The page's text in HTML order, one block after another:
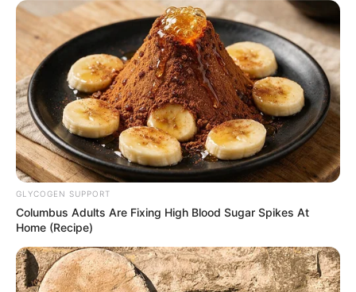
GLYCOGEN SUPPORT
Columbus Adults Are Fixing High Blood Sugar Spikes At
Home (Recipe)